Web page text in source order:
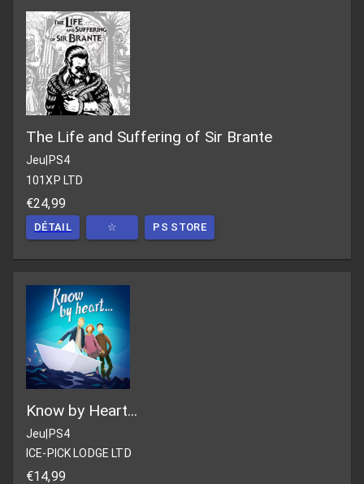
The Life and Suffering of Sir Brante
Jeu PS4
101XP LTD
€24,99
DÉTAIL ☆ PS STORE
Know by Heart...
Jeu|PS4
ICE-PICK LODGE LTD
€14,99